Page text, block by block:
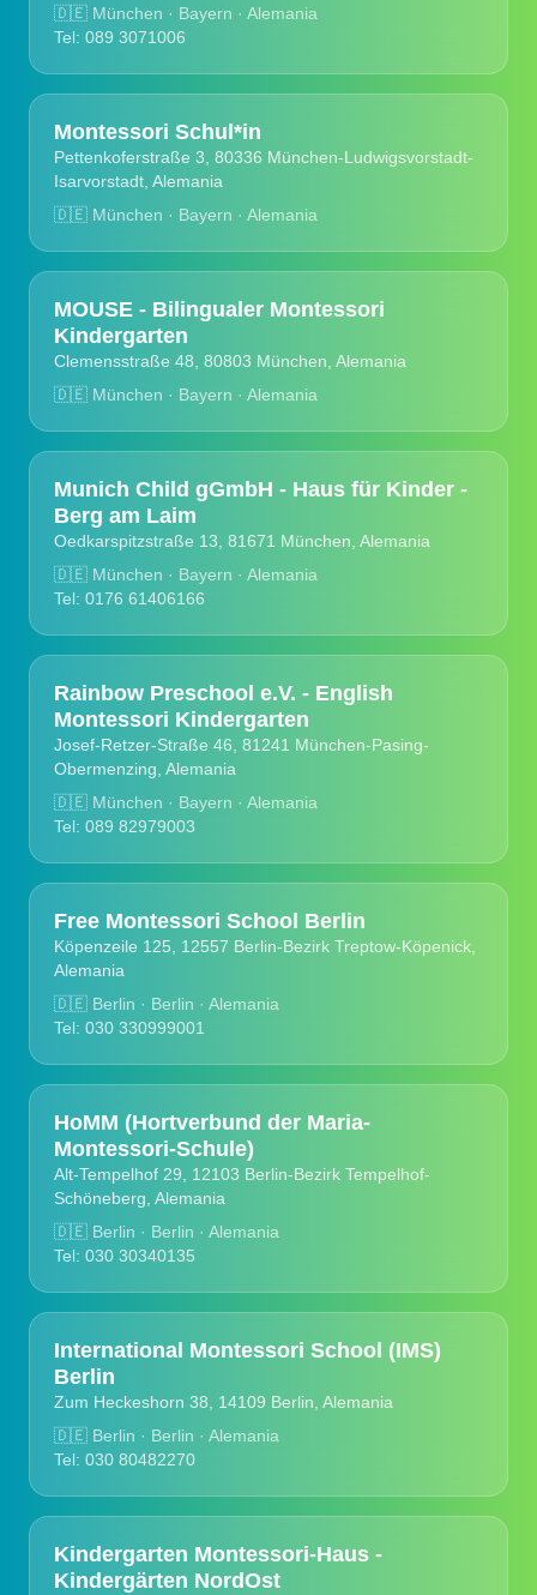
🇩🇪 München · Bayern · Alemania
Tel: 089 3071006
Montessori Schul*in
Pettenkoferstraße 3, 80336 München-Ludwigsvorstadt-
Isarvorstadt, Alemania
🇩🇪 München · Bayern · Alemania
MOUSE - Bilingualer Montessori
Kindergarten
Clemensstraße 48, 80803 München, Alemania
🇩🇪 München · Bayern · Alemania
Munich Child gGmbH - Haus für Kinder -
Berg am Laim
Oedkarspitzstraße 13, 81671 München, Alemania
🇩🇪 München · Bayern · Alemania
Tel: 0176 61406166
Rainbow Preschool e.V. - English
Montessori Kindergarten
Josef-Retzer-Straße 46, 81241 München-Pasing-
Obermenzing, Alemania
🇩🇪 München · Bayern · Alemania
Tel: 089 82979003
Free Montessori School Berlin
Köpenzeile 125, 12557 Berlin-Bezirk Treptow-Köpenick,
Alemania
🇩🇪 Berlin · Berlin · Alemania
Tel: 030 330999001
HoMM (Hortverbund der Maria-
Montessori-Schule)
Alt-Tempelhof 29, 12103 Berlin-Bezirk Tempelhof-
Schöneberg, Alemania
🇩🇪 Berlin · Berlin · Alemania
Tel: 030 30340135
International Montessori School (IMS)
Berlin
Zum Heckeshorn 38, 14109 Berlin, Alemania
🇩🇪 Berlin · Berlin · Alemania
Tel: 030 80482270
Kindergarten Montessori-Haus -
Kindergärten NordOst